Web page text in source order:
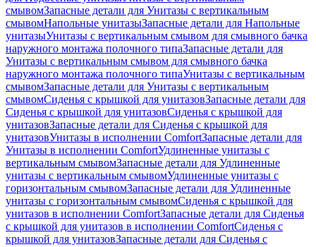
смывомЗапасные детали для Унитазы с вертикальным
смывомНапольные унитазыЗапасные детали для Напольные
унитазыУнитазы с вертикальным смывом для смывного бачка
наружного монтажа полочного типаЗапасные детали для
Унитазы с вертикальным смывом для смывного бачка
наружного монтажа полочного типаУнитазы с вертикальным
смывомЗапасные детали для Унитазы с вертикальным
смывомСиденья с крышкой для унитазовЗапасные детали для
Сиденья с крышкой для унитазовСиденья с крышкой для
унитазовЗапасные детали для Сиденья с крышкой для
унитазовУнитазы в исполнении ComfortЗапасные детали для
Унитазы в исполнении ComfortУдлиненные унитазы с
вертикальным смывомЗапасные детали для Удлиненные
унитазы с вертикальным смывомУдлиненные унитазы с
горизонтальным смывомЗапасные детали для Удлиненные
унитазы с горизонтальным смывомСиденья с крышкой для
унитазов в исполнении ComfortЗапасные детали для Сиденья
с крышкой для унитазов в исполнении ComfortСиденья с
крышкой для унитазовЗапасные детали для Сиденья с